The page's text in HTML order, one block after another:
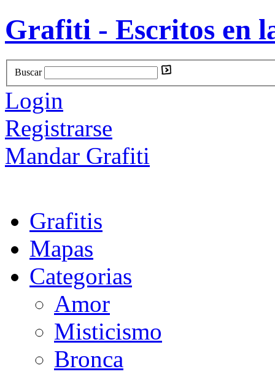
Grafiti - Escritos en
Buscar
Login
Registrarse
Mandar Grafiti
Grafitis
Mapas
Categorias
Amor
Misticismo
Bronca